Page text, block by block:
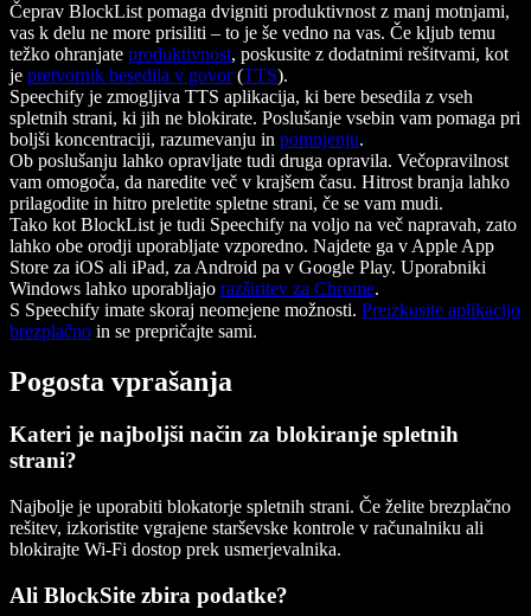
Čeprav BlockList pomaga dvigniti produktivnost z manj motnjami,
vas k delu ne more prisiliti – to je še vedno na vas. Če kljub temu
težko ohranjate produktivnost, poskusite z dodatnimi rešitvami, kot
je pretvornik besedila v govor(TTS).
Speechify je zmogljiva TTS aplikacija, ki bere besedila z vseh
spletnih strani, ki jih ne blokirate. Poslušanje vsebin vam pomaga pri
boljši koncentraciji, razumevanju in pomnjenju.
Ob poslušanju lahko opravljate tudi druga opravila. Večopravilnost
vam omogoča, da naredite več v krajšem času. Hitrost branja lahko
prilagodite in hitro preletite spletne strani, če se vam mudi.
Tako kot BlockList je tudi Speechify na voljo na več napravah, zato
lahko obe orodji uporabljate vzporedno. Najdete ga v Apple App
Store za iOS ali iPad, za Android pa v Google Play. Uporabniki
Windows lahko uporabljajo razširitev za Chrome.
S Speechify imate skoraj neomejene možnosti. Preizkusite aplikacijo
brezplačno in se prepričajte sami.
Pogosta vprašanja
Kateri je najboljši način za blokiranje spletnih
strani?
Najbolje je uporabiti blokatorje spletnih strani. Če želite brezplačno
rešitev, izkoristite vgrajene starševske kontrole v računalniku ali
blokirajte Wi‑Fi dostop prek usmerjevalnika.
Ali BlockSite zbira podatke?